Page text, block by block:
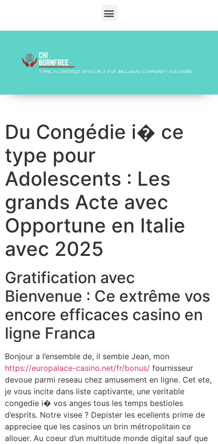
Du Congédie i� ce
type pour
Adolescents : Les
grands Acte avec
Opportune en Italie
avec 2025
Gratification avec
Bienvenue : Ce extrême vos
encore efficaces casino en
ligne Franca
Bonjour a l’ensemble de, il semble Jean, mon
https://europalace-casino.net/fr/bonus/ fournisseur
devoue parmi reseau chez amusement en ligne. Cet ete,
je vous incite dans liste captivante, une veritable
congedie i� vos anges tous les temps bestioles
d’esprits. Notre visee ? Depister les ecellents prime de
appreciee que les casinos un brin métropolitain ce
allouer. Au coeur d’un multitude monde digital sauf que